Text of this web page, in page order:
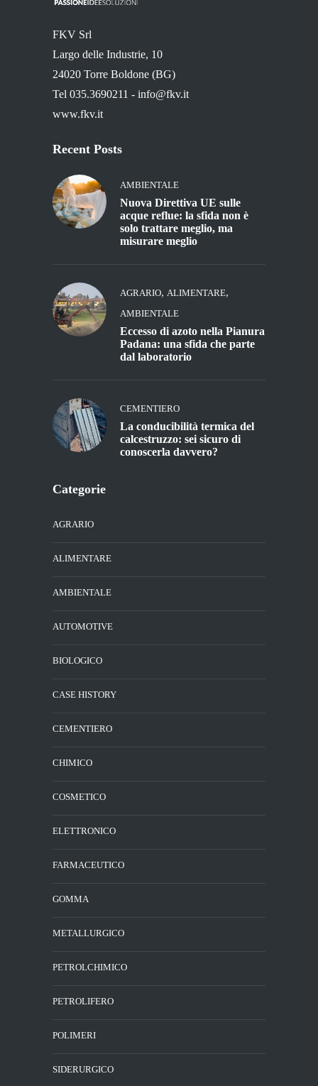
FKV Srl
Largo delle Industrie, 10
24020 Torre Boldone (BG)
Tel 035.3690211 - info@fkv.it
www.fkv.it
Recent Posts
AMBIENTALE
Nuova Direttiva UE sulle
acque reflue: la sfida non è
solo trattare meglio, ma
misurare meglio
AGRARIO, ALIMENTARE,
AMBIENTALE
Eccesso di azoto nella Pianura
Padana: una sfida che parte
dal laboratorio
CEMENTIERO
La conducibilità termica del
calcestruzzo: sei sicuro di
conoscerla davvero?
Categorie
AGRARIO
ALIMENTARE
AMBIENTALE
AUTOMOTIVE
BIOLOGICO
CASE HISTORY
CEMENTIERO
CHIMICO
COSMETICO
ELETTRONICO
FARMACEUTICO
GOMMA
METALLURGICO
PETROLCHIMICO
PETROLIFERO
POLIMERI
SIDERURGICO